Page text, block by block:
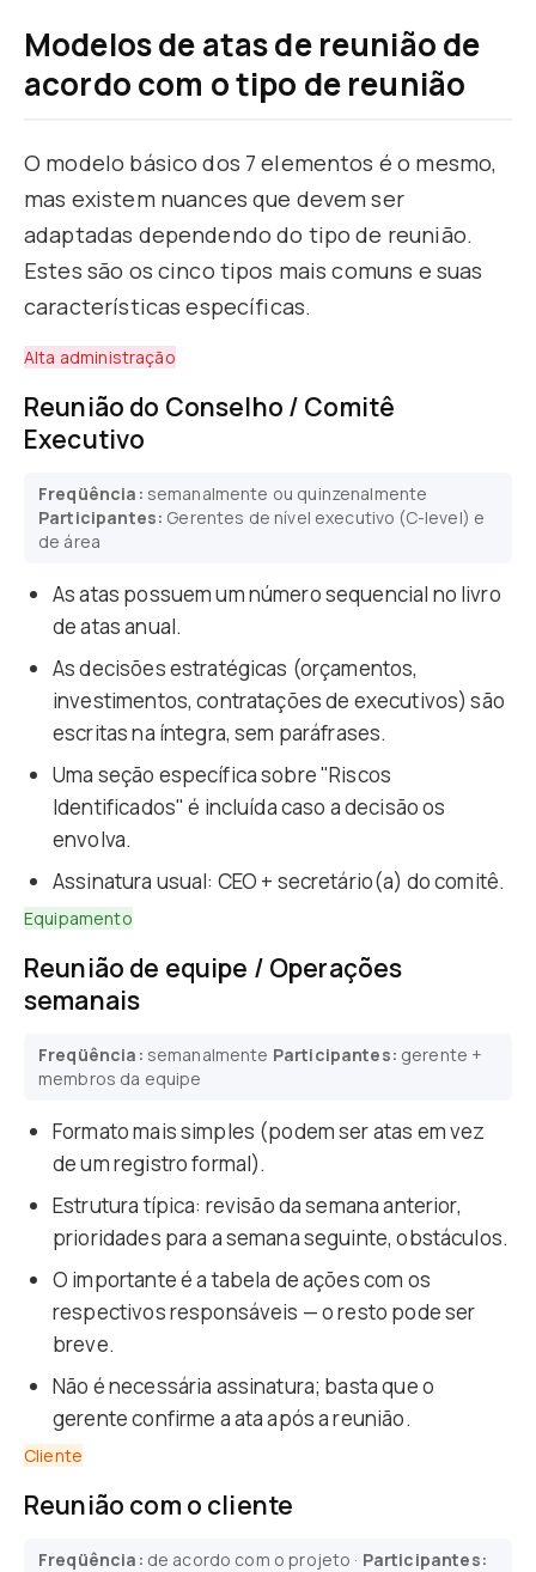
Modelos de atas de reunião de
acordo com o tipo de reunião
O modelo básico dos 7 elementos é o mesmo,
mas existem nuances que devem ser
adaptadas dependendo do tipo de reunião.
Estes são os cinco tipos mais comuns e suas
características específicas.
Alta administração
Reunião do Conselho / Comitê
Executivo
Freqüência: semanalmente ou quinzenalmente
Participantes: Gerentes de nível executivo (C-level) e
de área
As atas possuem um número sequencial no livro
de atas anual.
As decisões estratégicas (orçamentos,
investimentos, contratações de executivos) são
escritas na íntegra, sem paráfrases.
Uma seção específica sobre "Riscos
Identificados" é incluída caso a decisão os
envolva.
Assinatura usual: CEO + secretário(a) do comitê.
Equipamento
Reunião de equipe / Operações
semanais
Freqüência: semanalmente Participantes: gerente +
membros da equipe
Formato mais simples (podem ser atas em vez
de um registro formal).
Estrutura típica: revisão da semana anterior,
prioridades para a semana seguinte, obstáculos.
O importante é a tabela de ações com os
respectivos responsáveis — o resto pode ser
breve.
Não é necessária assinatura; basta que o
gerente confirme a ata após a reunião.
Cliente
Reunião com o cliente
Freqüência: de acordo com o projeto · Participantes: